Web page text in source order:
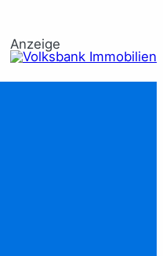
Anzeige